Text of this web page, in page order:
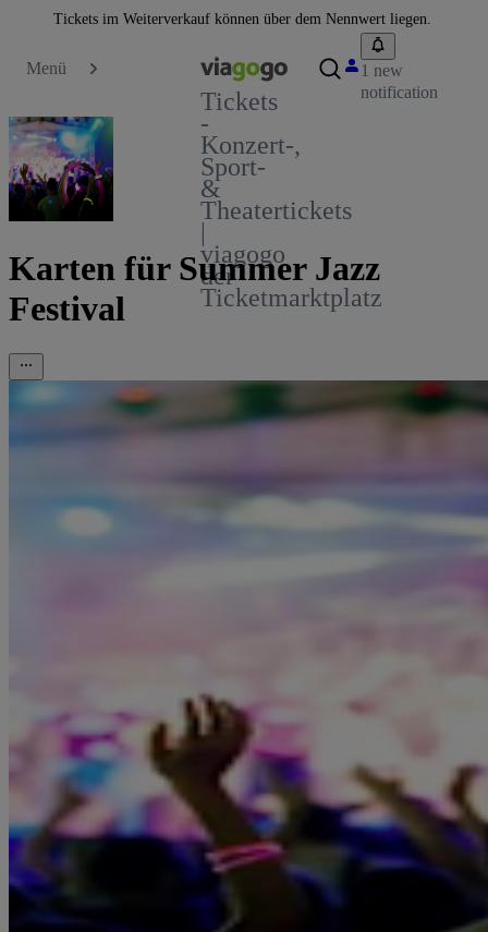
Tickets im Weiterverkauf können über dem Nennwert liegen.
Menü
Tickets
-
Konzert-,
Sport-
&
Theatertickets
|
viagogo
der
Ticketmarktplatz
1 new
notification
Karten für Summer Jazz
Festival